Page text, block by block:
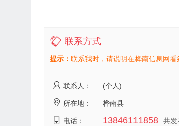
联系方式
提示： 联系我时，请说明在桦南信息网看
联系人： (个人)
所在地： 桦南县
电话： 13846111858 共发